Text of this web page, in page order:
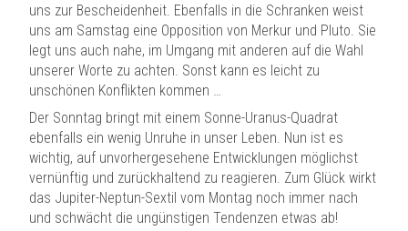
uns zur Bescheidenheit. Ebenfalls in die Schranken weist
uns am Samstag eine Opposition von Merkur und Pluto. Sie
legt uns auch nahe, im Umgang mit anderen auf die Wahl
unserer Worte zu achten. Sonst kann es leicht zu
unschönen Konflikten kommen …
Der Sonntag bringt mit einem Sonne-Uranus-Quadrat
ebenfalls ein wenig Unruhe in unser Leben. Nun ist es
wichtig, auf unvorhergesehene Entwicklungen möglichst
vernünftig und zurückhaltend zu reagieren. Zum Glück wirkt
das Jupiter-Neptun-Sextil vom Montag noch immer nach
und schwächt die ungünstigen Tendenzen etwas ab!